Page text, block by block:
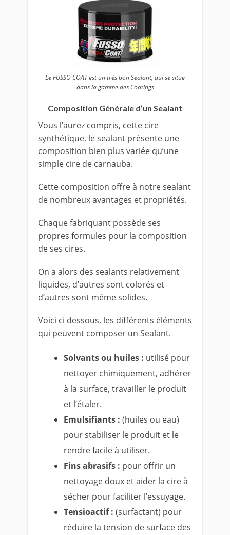
Le FUSSO COAT est un très bon Sealant, qui se situe
dans la gamme des Coatings
Composition Générale d’un Sealant
Vous l’aurez compris, cette cire
synthétique, le sealant présente une
composition bien plus variée qu’une
simple cire de carnauba.
Cette composition offre à notre sealant
de nombreux avantages et propriétés.
Chaque fabriquant possède ses
propres formules pour la composition
de ses cires.
On a alors des sealants relativement
liquides, d’autres sont colorés et
d’autres sont même solides.
Voici ci dessous, les différents éléments
qui peuvent composer un Sealant.
Solvants ou huiles : utilisé pour
nettoyer chimiquement, adhérer
à la surface, travailler le produit
et l’étaler.
Emulsifiants : (huiles ou eau)
pour stabiliser le produit et le
rendre facile à utiliser.
Fins abrasifs : pour offrir un
nettoyage doux et aider la cire à
sécher pour faciliter l’essuyage.
Tensioactif : (surfactant) pour
réduire la tension de surface des